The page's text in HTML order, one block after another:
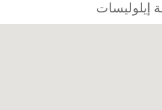
إيلوليسات